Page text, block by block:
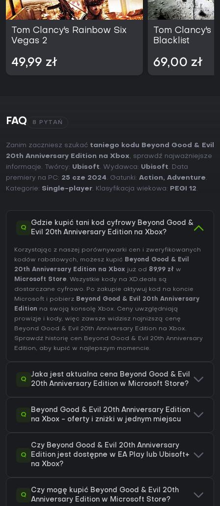
Tom Clancy's Rainbow Six
Vegas 2
49,99 zł
Tom Clancy's
Blacklist
69,00 zł
FAQ 8 PYTAŃ
Zanim zaczniesz szukać taniego kodu Beyond Good & Evil
20th Anniversary Edition na Xbox, sprawdź najważniejsze
informacje. Twórcy: Ubisoft. Wydawca: Ubisoft. Data
premiery na PC: 25 cze 2024. Gatunki: Action, Adventure.
Kategorie: Single-player. Klasyfikacja wiekowa: PEGI 12.
Q
Gdzie kupić tani kod cyfrowy Beyond Good &
Evil 20th Anniversary Edition na Xbox?
Korzystając z naszej porównywarki cen i zweryfikowanych
kodów rabatowych, możesz kupić Beyond Good & Evil
20th Anniversary Edition na Xbox już od 89,99 zł w
Microsoft Store. Wszystkie kody na XD.deals są
dostarczane cyfrowo. Po zakupie aktywuj kod na koncie
Microsoft i pobierz Beyond Good & Evil 20th Anniversary
Edition na swoją konsolę Xbox. Ceny uwzględniają
prowizje i kody, więc zawsze widzisz najniższą cenę
Beyond Good & Evil 20th Anniversary Edition na Xbox.
Sprawdź historię cen Beyond Good & Evil 20th Anniversary
Edition, aby kupić w najlepszym momencie.
Q
Jaka jest aktualna cena Beyond Good & Evil
20th Anniversary Edition w Microsoft Store?
Q
Beyond Good & Evil 20th Anniversary Edition
na Xbox - oferty i zniżki w jednym miejscu
Q
Czy Beyond Good & Evil 20th Anniversary
Edition jest dostępne w EA Play lub Ubisoft+
na Xbox?
Q
Czy mogę kupić Beyond Good & Evil 20th
Anniversary Edition w Microsoft Store?